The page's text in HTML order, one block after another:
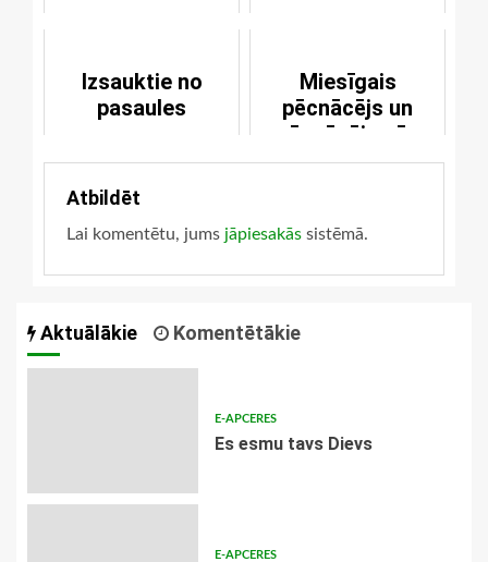
Izsauktie no
pasaules
Miesīgais
pēcnācējs un
pēcnācējs pēc
apsolījuma
Atbildēt
Lai komentētu, jums jāpiesakās sistēmā.
Aktuālākie Komentētākie
E-APCERES
Es esmu tavs Dievs
E-APCERES